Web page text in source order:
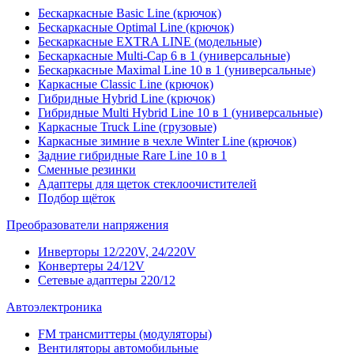
Бескаркасные Basic Line (крючок)
Бескаркасные Optimal Line (крючок)
Бескаркасные EXTRA LINE (модельные)
Бескаркасные Multi-Cap 6 в 1 (универсальные)
Бескаркасные Maximal Line 10 в 1 (универсальные)
Каркасные Classic Line (крючок)
Гибридные Hybrid Line (крючок)
Гибридные Multi Hybrid Line 10 в 1 (универсальные)
Каркасные Truck Line (грузовые)
Каркасные зимние в чехле Winter Line (крючок)
Задние гибридные Rare Line 10 в 1
Сменные резинки
Адаптеры для щеток стеклоочистителей
Подбор щёток
Преобразователи напряжения
Инверторы 12/220V, 24/220V
Конвертеры 24/12V
Сетевые адаптеры 220/12
Автоэлектроника
FM трансмиттеры (модуляторы)
Вентиляторы автомобильные